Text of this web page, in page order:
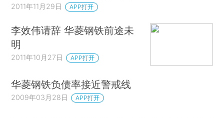
2011年11月29日 APP打开
李效伟请辞 华菱钢铁前途未
明
2011年10月27日 APP打开
华菱钢铁负债率接近警戒线
2009年03月28日 APP打开